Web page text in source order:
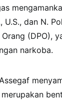
U.S., dan N.
(DPO),
narkoba.